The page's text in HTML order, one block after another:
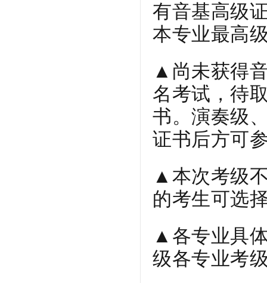
有音基高级
本专业最高
▲ 尚未获得
名考试，待
书。演奏级
证书后方可
▲ 本次考级
的考生可选
▲ 各专业具
级各专业考